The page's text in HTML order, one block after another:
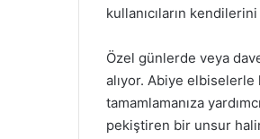
kullanıcıların
Özel günlerde veya
alıyor. Abiye
tamamlamanıza
pekiştiren bir unsur